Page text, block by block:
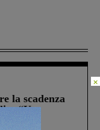
la scadenza
“Un
×